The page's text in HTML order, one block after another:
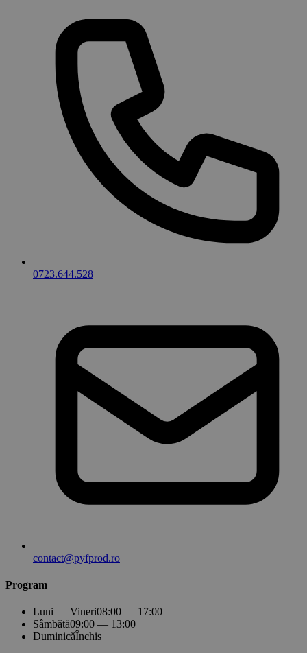
0723.644.528
contact@pyfprod.ro
Program
Luni — Vineri08:00 — 17:00
Sâmbătă09:00 — 13:00
DuminicăÎnchis